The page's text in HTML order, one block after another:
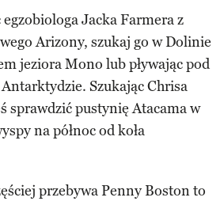
Jacka Farmera z
Arizony, szukaj go w Dolinie
jeziora Mono lub pływając pod
Szukając Chrisa
sprawdzić pustynię Atacama w
na północ od koła
przebywa Penny Boston to